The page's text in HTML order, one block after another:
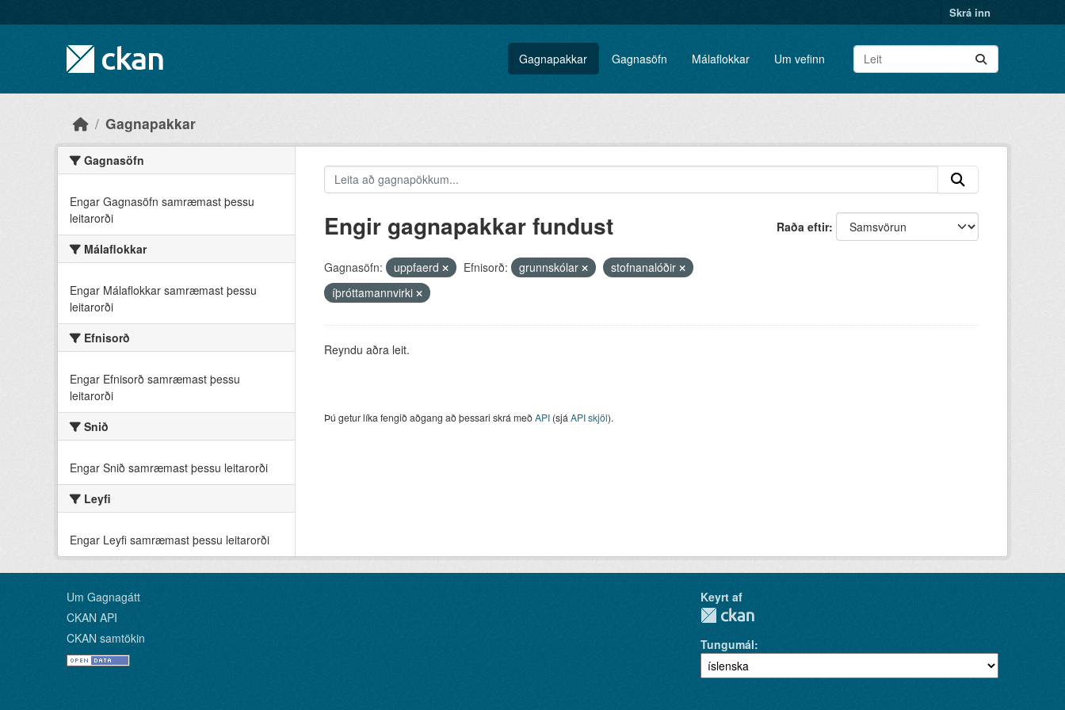
Skrá inn
Gagnapakkar Gagnasöfn Málaflokkar Um vefinn
Gagnapakkar
Gagnasöfn
Engar Gagnasöfn samræmast þessu
leitarorði
Málaflokkar
Engar Málaflokkar samræmast þessu
leitarorði
Efnisorð
Engar Efnisorð samræmast þessu
leitarorði
Snið
Engar Snið samræmast þessu leitarorði
Leyfi
Engar Leyfi samræmast þessu leitarorði
Raða eftir
Engir gagnapakkar fundust
Gagnasöfn: uppfaerd Efnisorð: grunnskólar
stofnanalóðir
íþróttamannvirki
Reyndu aðra leit.
Þú getur líka fengið aðgang að þessari skrá meðAPI(sjá API skjöl).
Um Gagnagátt
CKAN API
CKAN samtökin
Keyrt af
Tungumál